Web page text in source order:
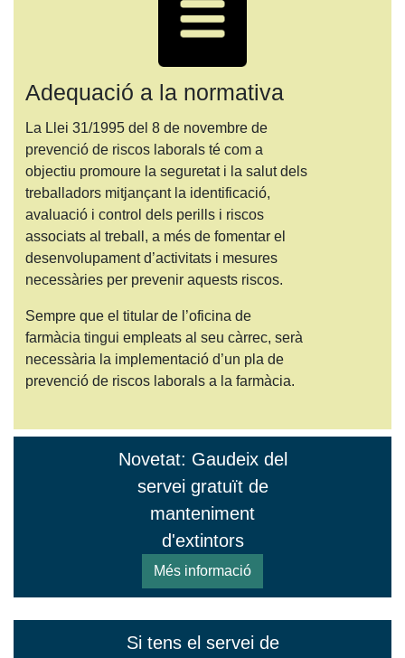
Adequació a la normativa
La Llei 31/1995 del 8 de novembre de
prevenció de riscos laborals té com a
objectiu promoure la seguretat i la salut dels
treballadors mitjançant la identificació,
avaluació i control dels perills i riscos
associats al treball, a més de fomentar el
desenvolupament d’activitats i mesures
necessàries per prevenir aquests riscos.
Sempre que el titular de l’oficina de
farmàcia tingui empleats al seu càrrec, serà
necessària la implementació d’un pla de
prevenció de riscos laborals a la farmàcia.
Novetat: Gaudeix del
servei gratuït de
manteniment
d'extintors
Més informació
Si tens el servei de